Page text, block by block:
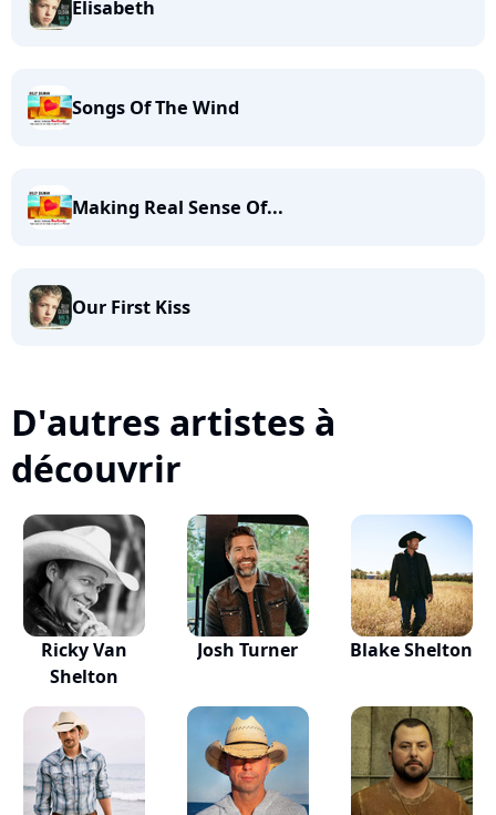
Elisabeth
Songs Of The Wind
Making Real Sense Of...
Our First Kiss
D'autres artistes à
découvrir
Ricky Van
Shelton
Josh Turner Blake Shelton